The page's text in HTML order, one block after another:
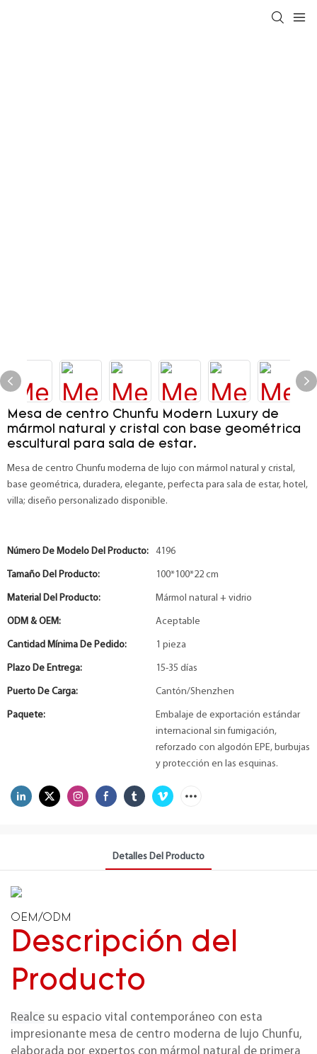
Mesa de centro Chunfu Modern Luxury de
mármol natural y cristal con base geométrica
escultural para sala de estar.
Mesa de centro Chunfu moderna de lujo con mármol natural y cristal,
base geométrica, duradera, elegante, perfecta para sala de estar, hotel,
villa; diseño personalizado disponible.
Número De Modelo Del Producto: 4196
Tamaño Del Producto: 100*100*22 cm
Material Del Producto: Mármol natural + vidrio
ODM & OEM: Aceptable
Cantidad Mínima De Pedido: 1 pieza
Plazo De Entrega: 15-35 días
Puerto De Carga: Cantón/Shenzhen
Paquete:
Embalaje de exportación estándar
internacional sin fumigación,
reforzado con algodón EPE, burbujas
y protección en las esquinas.
Detalles Del Producto
OEM/ODM
Descripción del
Producto
Realce su espacio vital contemporáneo con esta
impresionante mesa de centro moderna de lujo Chunfu,